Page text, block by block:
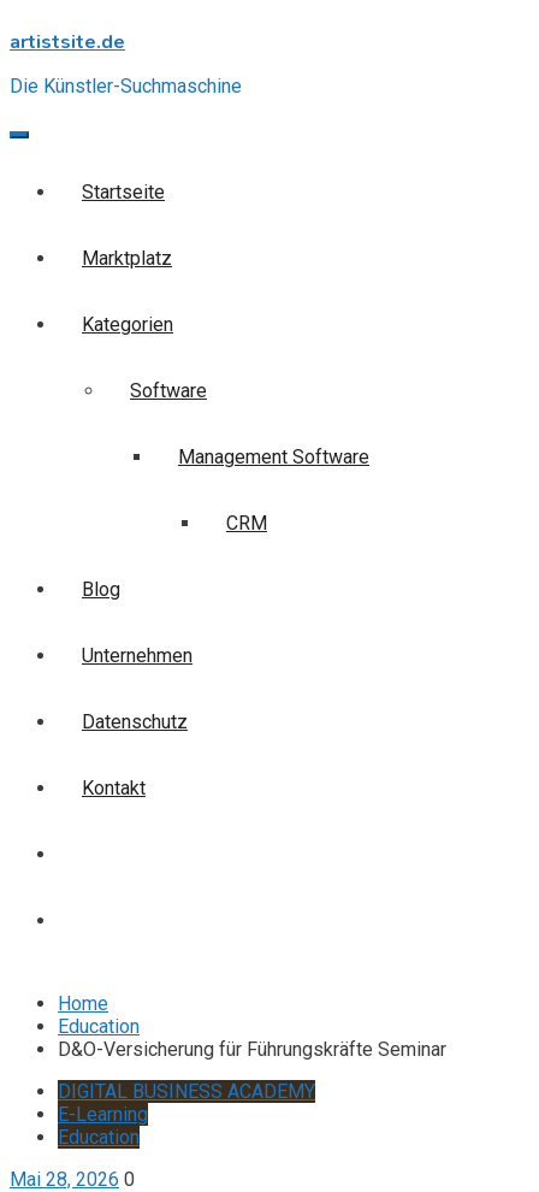
to
artistsite.de
Die Künstler-Suchmaschine
Startseite
Marktplatz
Kategorien
Software
Management Software
CRM
Blog
Unternehmen
Datenschutz
Kontakt
Home
Education
D&O-Versicherung für Führungskräfte Seminar
DIGITAL BUSINESS ACADEMY
E-Learning
Education
Mai 28, 2026 0